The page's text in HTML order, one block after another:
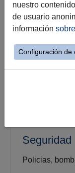
Seguridad
Policias,
nuestro
de usuario
información
Configuración de